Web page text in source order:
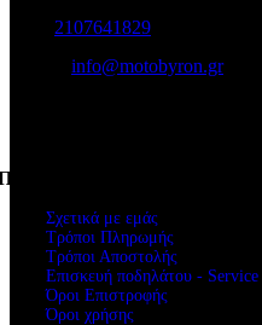
2107641829
info@motobyron.gr
Σχετικά με εμάς
Τρόποι Πληρωμής
Τρόποι Αποστολής
Επισκευή ποδηλάτου - Service
Όροι Επιστροφής
Όροι χρήσης